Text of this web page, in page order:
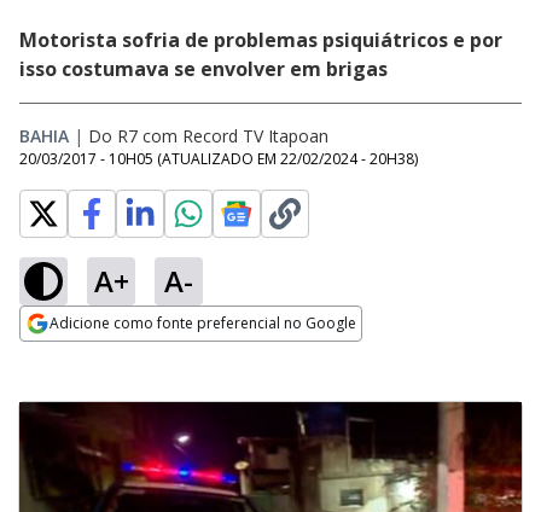
Motorista sofria de problemas psiquiátricos e por
isso costumava se envolver em brigas
BAHIA | Do R7 com Record TV Itapoan
20/03/2017 - 10H05 (ATUALIZADO EM 22/02/2024 - 20H38)
A+ A-
Adicione como fonte preferencial no Google